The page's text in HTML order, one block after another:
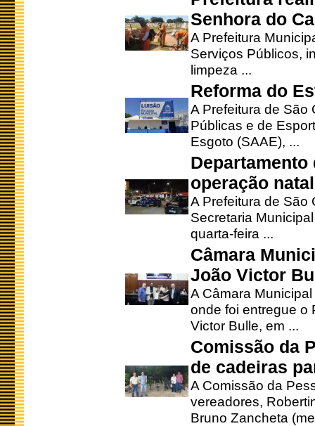
Senhora do
A Prefeitura
Serviços Públicos,
limpeza ...
Reforma do
A Prefeitura de São
Públicas e de
Esgoto (SAAE), ...
operação
A Prefeitura de São
Secretaria
quarta-feira ...
Câmara
João Victor
A Câmara
onde foi entregue o
Victor Bulle, em ...
Comissão da
de cadeiras
A Comissão da
vereadores,
Bruno Zancheta